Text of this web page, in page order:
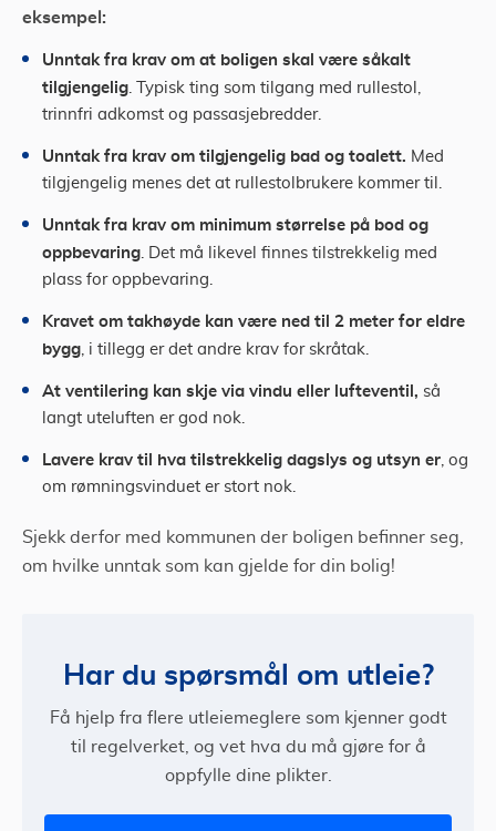
eksempel:
Unntak fra krav om at boligen skal være såkalt
tilgjengelig. Typisk ting som tilgang med rullestol,
trinnfri adkomst og passasjebredder.
Unntak fra krav om tilgjengelig bad og toalett. Med
tilgjengelig menes det at rullestolbrukere kommer til.
Unntak fra krav om minimum størrelse på bod og
oppbevaring. Det må likevel finnes tilstrekkelig med
plass for oppbevaring.
Kravet om takhøyde kan være ned til 2 meter for eldre
bygg, i tillegg er det andre krav for skråtak.
At ventilering kan skje via vindu eller lufteventil, så
langt uteluften er god nok.
Lavere krav til hva tilstrekkelig dagslys og utsyn er, og
om rømningsvinduet er stort nok.
Sjekk derfor med kommunen der boligen befinner seg,
om hvilke unntak som kan gjelde for din bolig!
Har du spørsmål om utleie?
Få hjelp fra flere utleiemeglere som kjenner godt
til regelverket, og vet hva du må gjøre for å
oppfylle dine plikter.